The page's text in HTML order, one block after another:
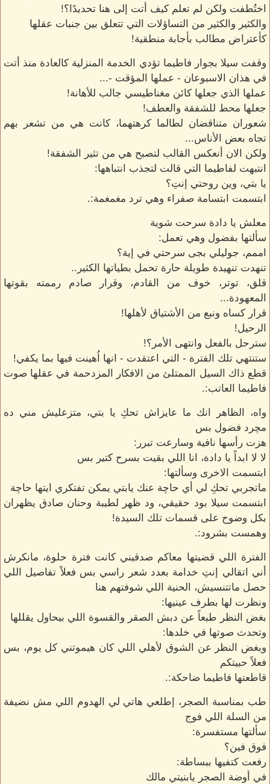
اختُطفت ولكن لم تعلم كيف أتت إلى هنا تحديدًا؟!
والكثير والكثير من التساؤلات التي تتعلق بين جنبات عقلها
كأعتراض مطالب بأجابة منطقية!
وقفت سيلا بجوار فاطيما تؤدي الخدمة المنزلية كالعادة منذ أتت
في هذان الاسبوعان - عملها المؤقت -...
عملها الذي جعلها كائن مغناطيسي جالب للأهانة!
جعلها محط للشفقة والعطف!
شعوران متناقضان لطالما كرهتهما، كانت هي من تشعر بهم
تجاه بعض الأناس...
ولكن الان أنعكس القالب لتصبح هي من تثير الشفقة!
انتبهت لفاطيما التي قالت لتجذب انتباهها:
يا بتي، وين روحتي إنتِ؟
ابتسمت ابتسامة صفراء وهي ترد مغمغمة:.
معلش يا دادة سرحت شوية
سألتها بفضول وهي تعمل:
اممم، جوليلي بجى سرحتي في إية؟
تنهدت تنهيدة طويلة حارة تحمل بطياتها الكثير..
قلق، توتر، خوف من القادم، وقرار صادم رممته بقوتها
المعهودة...
قرار كساه ونبع من الأشتياق لأهلها!
الرحيل!
سترحل بالفعل وانتهى الأمر؟!
ستنتهي تلك الفترة - التي اعتقدت - انها اُهينت فيها بما يكفي!
قطع ذاك السيل الممتلئ من الافكار المزدحمة في عقلها صوت
فاطيما العاتب:.
واه، الظاهر انك ما عايزاش تحكِ يا بتي، متزعليش مني ده
مچرد فضول بس
هزت رأسها نافية وسارعت تبرر:
لا لا ابداً يا دادة، انا اللي بقيت بسرح كتير بس
ابتسمت الاخرى وسألتها:
ماتجربي تحكِ لي أي حاچة عنك يابتي يمكن تفتكري ايتها حاچة
ابتسمت سيلا بود حقيقي، ود ظهر لطيبة وحنان صادق يظهران
بكل وضوح على قسمات تلك السيدة!
وهمست بشرود:.
الفترة اللي قضيتها معاكم صدقيني كانت فترة حلوة، مانكرش
أني اتقالي إنتِ خدامة بعدد شعر راسي بس فعلاً تفاصيل اللي
حصل ماتتنسيش، الحنية اللي شوفتهم هنا
ونظرت لها بطرف عينيها:
بغض النظر طبعاً عن دبش الصقر والقسوة اللي بيحاول يقللها
وتحدث صوتها في خلدها:
وبغض النظر عن الشوق لأهلي اللي كان هيموتني كل يوم، بس
فعلاً حبيتكم
قاطعتها فاطيما ضاحكة:.
طب بمناسبة الصجر، إطلعي هاتي لي الهدوم اللي مش نضيفة
من السلة اللي فوج
سألتها مستفسرة:
فوق فين؟
رفعت كتفيها ببساطة:
في أوضة الصجر يابنيتي مالك